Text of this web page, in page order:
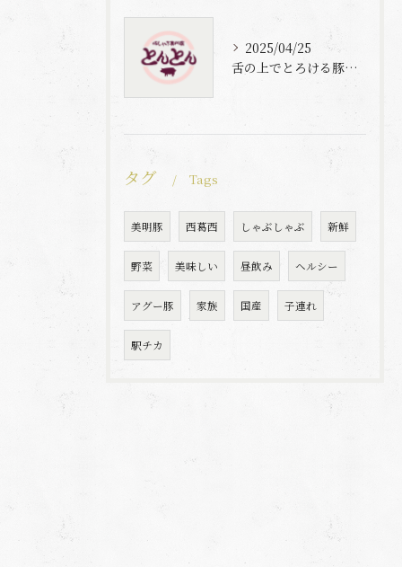
2025/04/25
舌の上でとろける豚肉と自家製梅出汁の魅力
タグ Tags
美明豚 西葛西 しゃぶしゃぶ 新鮮
野菜 美味しい 昼飲み ヘルシー
アグー豚 家族 国産 子連れ
駅チカ